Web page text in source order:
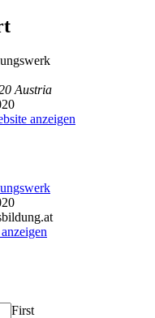
Austria
anzeigen
First